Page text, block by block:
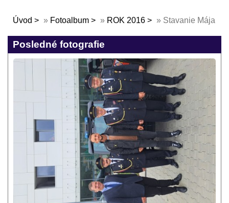
Úvod » Fotoalbum » ROK 2016 » Stavanie Mája
Posledné fotografie